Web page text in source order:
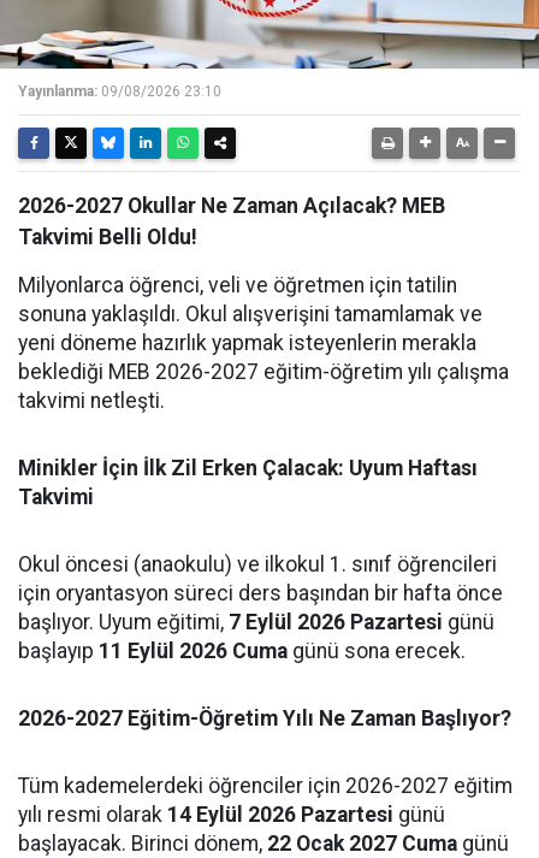
Yayınlanma: 09/08/2026 23:10
2026-2027 Okullar Ne Zaman Açılacak? MEB
Takvimi Belli Oldu!
Milyonlarca öğrenci, veli ve öğretmen için tatilin
sonuna yaklaşıldı. Okul alışverişini tamamlamak ve
yeni döneme hazırlık yapmak isteyenlerin merakla
beklediği MEB 2026-2027 eğitim-öğretim yılı çalışma
takvimi netleşti.
Minikler İçin İlk Zil Erken Çalacak: Uyum Haftası
Takvimi
Okul öncesi (anaokulu) ve ilkokul 1. sınıf öğrencileri
için oryantasyon süreci ders başından bir hafta önce
başlıyor. Uyum eğitimi, 7 Eylül 2026 Pazartesi günü
başlayıp 11 Eylül 2026 Cuma günü sona erecek.
2026-2027 Eğitim-Öğretim Yılı Ne Zaman Başlıyor?
Tüm kademelerdeki öğrenciler için 2026-2027 eğitim
yılı resmi olarak 14 Eylül 2026 Pazartesi günü
başlayacak. Birinci dönem, 22 Ocak 2027 Cuma günü